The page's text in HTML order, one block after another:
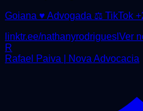
Goiana ♥️ Advogada ⚖️ TikTok
linktr.ee/nathanyrodriguesl Ver
R
Rafael Paiva | Nova Advocacia